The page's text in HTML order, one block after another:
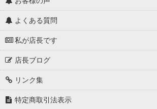
よくある質問
私が店長です
店長ブログ
リンク集
特定商取引法表示